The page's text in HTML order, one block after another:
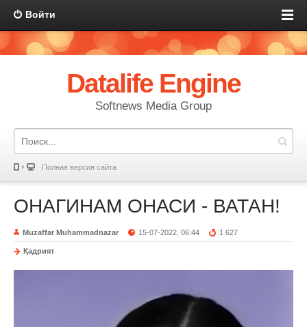
Войти
Datalife Engine
Softnews Media Group
Полная версия сайта
ОНАГИНАМ ОНАСИ - ВАТАН!
Muzaffar Muhammadnazar 15-07-2022, 06:44 1 627
Қадрият